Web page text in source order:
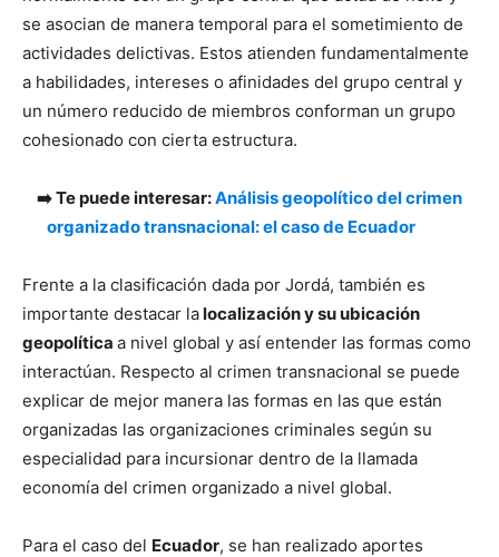
se asocian de manera temporal para el sometimiento de
actividades delictivas. Estos atienden fundamentalmente
a habilidades, intereses o afinidades del grupo central y
un número reducido de miembros conforman un grupo
cohesionado con cierta estructura.
➡️ Te puede interesar:Análisis geopolítico del crimen
organizado transnacional: el caso de Ecuador
Frente a la clasificación dada por Jordá, también es
importante destacar lalocalización y su ubicación
geopolítica a nivel global y así entender las formas como
interactúan. Respecto al crimen transnacional se puede
explicar de mejor manera las formas en las que están
organizadas las organizaciones criminales según su
especialidad para incursionar dentro de la llamada
economía del crimen organizado a nivel global.
Para el caso del Ecuador, se han realizado aportes